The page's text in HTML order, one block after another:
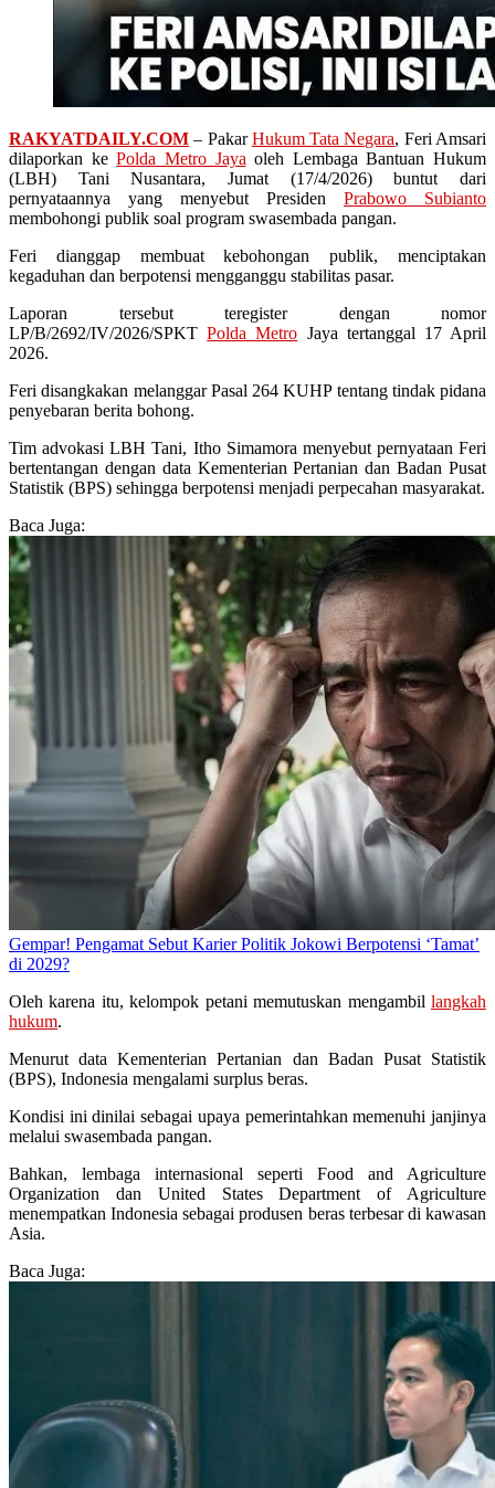
RAKYATDAILY.COM – PakarHukum Tata Negara, Feri Amsari
dilaporkan kePolda Metro Jaya oleh Lembaga Bantuan Hukum
(LBH) Tani Nusantara, Jumat (17/4/2026) buntut dari
pernyataannya yang menyebut Presiden Prabowo Subianto
membohongi publik soal program swasembada pangan.
Feri dianggap membuat kebohongan publik, menciptakan
kegaduhan dan berpotensi mengganggu stabilitas pasar.
Laporan tersebut teregister dengan nomor
LP/B/2692/IV/2026/SPKTPolda Metro Jaya tertanggal 17 April
2026.
Feri disangkakan melanggar Pasal 264 KUHP tentang tindak pidana
penyebaran berita bohong.
Tim advokasi LBH Tani, Itho Simamora menyebut pernyataan Feri
bertentangan dengan data Kementerian Pertanian dan Badan Pusat
Statistik (BPS) sehingga berpotensi menjadi perpecahan masyarakat.
Baca Juga:
Gempar! Pengamat Sebut Karier Politik Jokowi Berpotensi ‘Tamat’
di 2029?
Oleh karena itu, kelompok petani memutuskan mengambil langkah
hukum.
Menurut data Kementerian Pertanian dan Badan Pusat Statistik
(BPS), Indonesia mengalami surplus beras.
Kondisi ini dinilai sebagai upaya pemerintahkan memenuhi janjinya
melalui swasembada pangan.
Bahkan, lembaga internasional seperti Food and Agriculture
Organization dan United States Department of Agriculture
menempatkan Indonesia sebagai produsen beras terbesar di kawasan
Asia.
Baca Juga: